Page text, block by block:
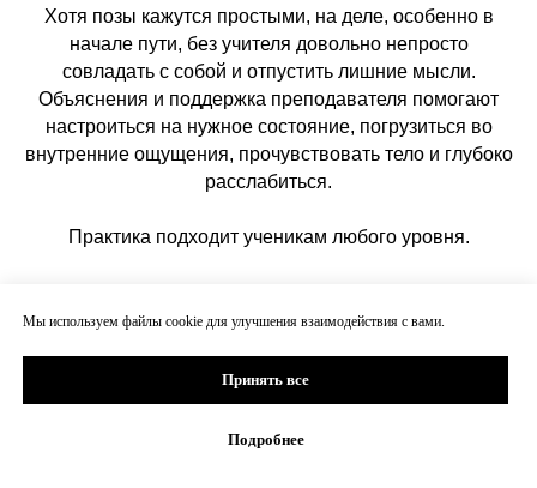
Мы используем файлы сookie для улучшения взаимодействия с вами.
Принять все
Подробнее
Хотя позы кажутся простыми, на деле, особенно в
начале пути, без учителя довольно непросто
совладать с собой и отпустить лишние мысли.
Объяснения и поддержка преподавателя помогают
настроиться на нужное состояние, погрузиться во
внутренние ощущения, прочувствовать тело и глубоко
расслабиться.
Практика подходит ученикам любого уровня.
забронированы, идет запись на Киртан ♥︎
18:00 – 19:00